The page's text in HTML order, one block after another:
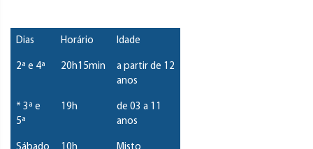
Dias Horário Idade
2ª e 4ª 20h15min
a partir de 12
anos
* 3ª e
5ª
19h
de 03 a 11
anos